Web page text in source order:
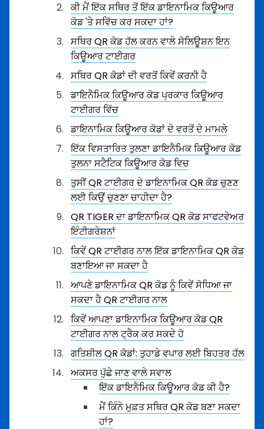
ਕੀ ਮੈਂ ਇੱਕ ਸਥਿਰ ਤੋਂ ਇੱਕ ਡਾਇਨਾਮਿਕ ਕਿਊਆਰ
ਕੋਡ 'ਤੇ ਸਵਿੱਚ ਕਰ ਸਕਦਾ ਹਾਂ?
ਸਥਿਰ QR ਕੋਡ ਹੱਲ ਕਰਨ ਵਾਲੇ ਸੋਲਿਊਸ਼ਨ ਇਨ
ਕਿਊਆਰ ਟਾਈਗਰ
ਸਥਿਰ QR ਕੋਡਾਂ ਦੀ ਵਰਤੋਂ ਕਿਵੇਂ ਕਰਨੀ ਹੈ
ਡਾਇਨੈਮਿਕ ਕਿਊਆਰ ਕੋਡ ਪ੍ਰਕਾਰ ਕਿਊਆਰ
ਟਾਈਗਰ ਵਿੱਚ
ਡਾਇਨਾਮਿਕ ਕਿਊਆਰ ਕੋਡਾਂ ਦੇ ਵਰਤੋਂ ਦੇ ਮਾਮਲੇ
ਇੱਕ ਵਿਸਤਾਰਿਤ ਤੁਲਣਾ ਡਾਇਨੈਮਿਕ ਕਿਊਆਰ ਕੋਡ
ਤੁਲਨਾ ਸਟੈਟਿਕ ਕਿਊਆਰ ਕੋਡ ਵਿਚ
ਤੁਸੀਂ QR ਟਾਈਗਰ ਦੇ ਡਾਇਨਾਮਿਕ QR ਕੋਡ ਚੁਣਣ
ਲਈ ਕਿਉਂ ਚੁਣਣਾ ਚਾਹੀਦਾ ਹੈ?
QR TIGER ਦਾ ਡਾਇਨਾਮਿਕ QR ਕੋਡ ਸਾਫਟਵੇਅਰ
ਇੰਟੀਗਰੇਸ਼ਨਾਂ
ਕਿਵੇਂ QR ਟਾਈਗਰ ਨਾਲ ਇੱਕ ਡਾਇਨਾਮਿਕ QR ਕੋਡ
ਬਣਾਇਆ ਜਾ ਸਕਦਾ ਹੈ
ਆਪਣੇ ਡਾਇਨਾਮਿਕ QR ਕੋਡ ਨੂੰ ਕਿਵੇਂ ਸੋਧਿਆ ਜਾ
ਸਕਦਾ ਹੈ QR ਟਾਈਗਰ ਨਾਲ
ਕਿਵੇਂ ਆਪਣਾ ਡਾਇਨਾਮਿਕ ਕਿਊਆਰ ਕੋਡ QR
ਟਾਈਗਰ ਨਾਲ ਟ੍ਰੈਕ ਕਰ ਸਕਦੇ ਹੋ
ਗਤਿਸ਼ੀਲ QR ਕੋਡਾਂ: ਤੁਹਾਡੇ ਵਪਾਰ ਲਈ ਬਿਹਤਰ ਹੱਲ
ਅਕਸਰ ਪੁੱਛੇ ਜਾਣ ਵਾਲੇ ਸਵਾਲ
ਇੱਕ ਡਾਇਨੈਮਿਕ ਕਿਊਆਰ ਕੋਡ ਕੀ ਹੈ?
ਮੈਂ ਕਿੰਨੇ ਮੁਫ਼ਤ ਸਥਿਰ QR ਕੋਡ ਬਣਾ ਸਕਦਾ
ਹਾਂ?